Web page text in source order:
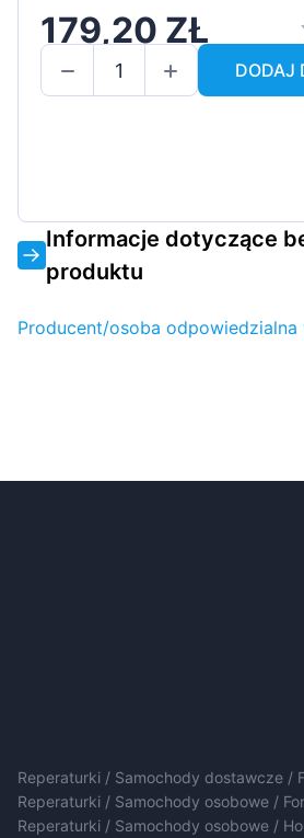
179,20 ZŁ
DODAJ
Informacje dotyczące
produktu
Producent/osoba odpowiedzialna
Reperaturki / Samochody dostawcze /
Reperaturki / Samochody osobowe /
Reperaturki / Samochody osobowe /